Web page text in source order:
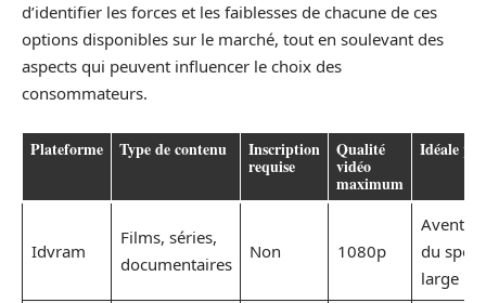
d’identifier les forces et les faiblesses de chacune de ces
options disponibles sur le marché, tout en soulevant des
aspects qui peuvent influencer le choix des
consommateurs.
Plateforme Type de contenu Inscription
requise
Qualité
vidéo
maximum
Idéale
Idvram
Films, séries,
documentaires
Non 1080p
du
large